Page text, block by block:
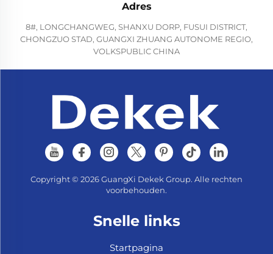
Adres
8#, LONGCHANGWEG, SHANXU DORP, FUSUI DISTRICT,
CHONGZUO STAD, GUANGXI ZHUANG AUTONOME REGIO,
VOLKSPUBLIC CHINA
Copyright © 2026 GuangXi Dekek Group. Alle rechten
voorbehouden.
Snelle links
Startpagina